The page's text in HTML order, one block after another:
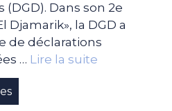
Dans son 2e
Djamarik», la DGD a
de déclarations
… Lire la suite